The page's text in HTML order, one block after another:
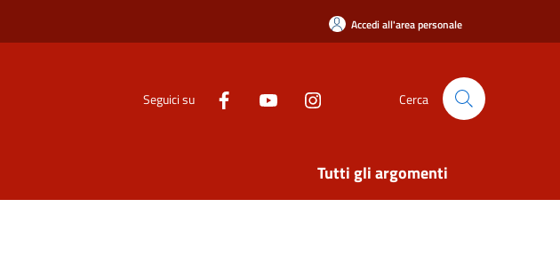
Accedi all'area personale
Seguici su Cerca
Tutti gli argomenti